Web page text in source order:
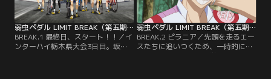
弱虫ペダル LIMIT BREAK（第五期） 第01話
BREAK.1 最終日、スタート！！／イ
ンターハイ栃木県大会3日目。坂道
弱虫ペダル LIMIT BREAK（第五期） 第02話
BREAK.2 ピラニア／先頭を走るエー
スたちに追いつくため、一時的に協